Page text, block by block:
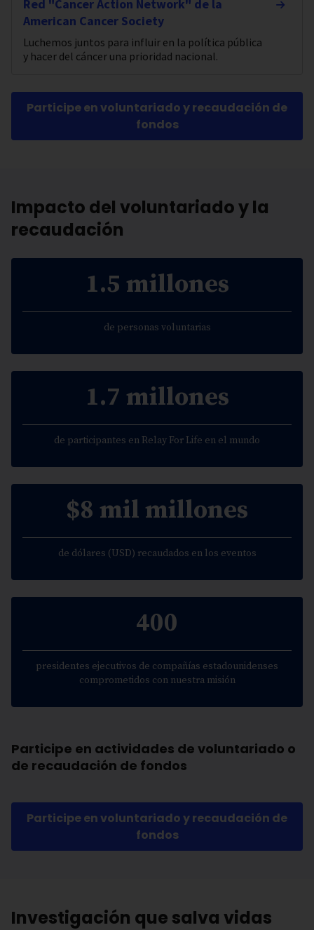
Red "Cancer Action Network" de la
American Cancer Society
Luchemos juntos para influir en la política pública
y hacer del cáncer una prioridad nacional.
Participe en voluntariado y recaudación de
fondos
Impacto del voluntariado y la
recaudación
1.5 millones
de personas voluntarias
1.7 millones
de participantes en Relay For Life en el mundo
$8 mil millones
de dólares (USD) recaudados en los eventos
400
presidentes ejecutivos de compañías estadounidenses
comprometidos con nuestra misión
Participe en actividades de voluntariado o
de recaudación de fondos
Participe en voluntariado y recaudación de
fondos
Investigación que salva vidas